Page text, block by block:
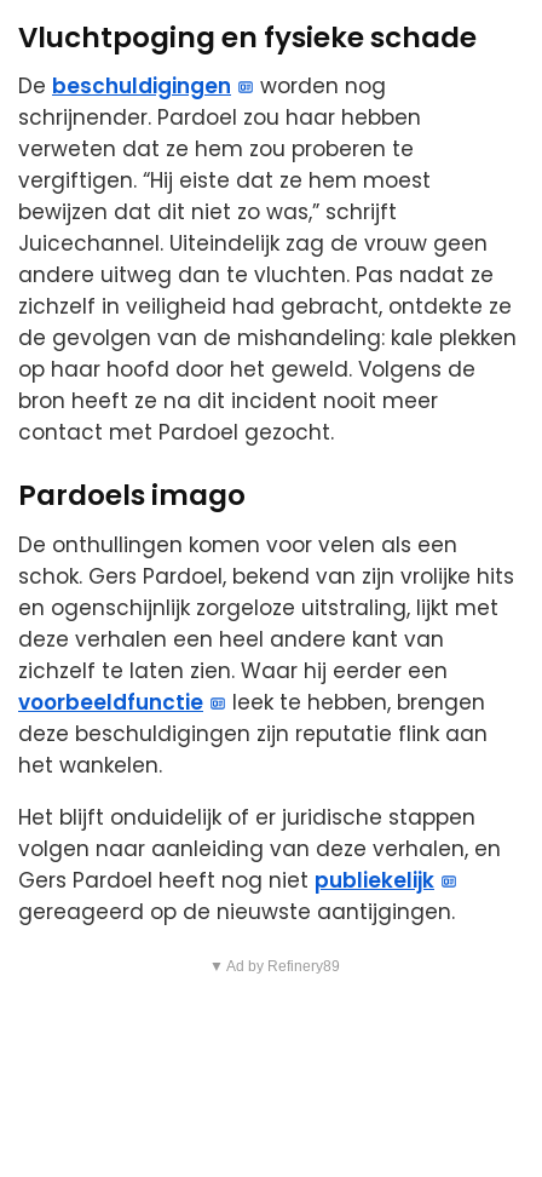
Vluchtpoging en fysieke schade
De beschuldigingen
worden nog
schrijnender. Pardoel zou haar hebben
verweten dat ze hem zou proberen te
vergiftigen. “Hij eiste dat ze hem moest
bewijzen dat dit niet zo was,” schrijft
Juicechannel. Uiteindelijk zag de vrouw geen
andere uitweg dan te vluchten. Pas nadat ze
zichzelf in veiligheid had gebracht, ontdekte ze
de gevolgen van de mishandeling: kale plekken
op haar hoofd door het geweld. Volgens de
bron heeft ze na dit incident nooit meer
contact met Pardoel gezocht.
Pardoels imago
De onthullingen komen voor velen als een
schok. Gers Pardoel, bekend van zijn vrolijke hits
en ogenschijnlijk zorgeloze uitstraling, lijkt met
deze verhalen een heel andere kant van
zichzelf te laten zien. Waar hij eerder een
voorbeeldfunctie
leek te hebben, brengen
deze beschuldigingen zijn reputatie flink aan
het wankelen.
Het blijft onduidelijk of er juridische stappen
volgen naar aanleiding van deze verhalen, en
Gers Pardoel heeft nog niet publiekelijk
gereageerd op de nieuwste aantijgingen.
▼ Ad by Refinery89